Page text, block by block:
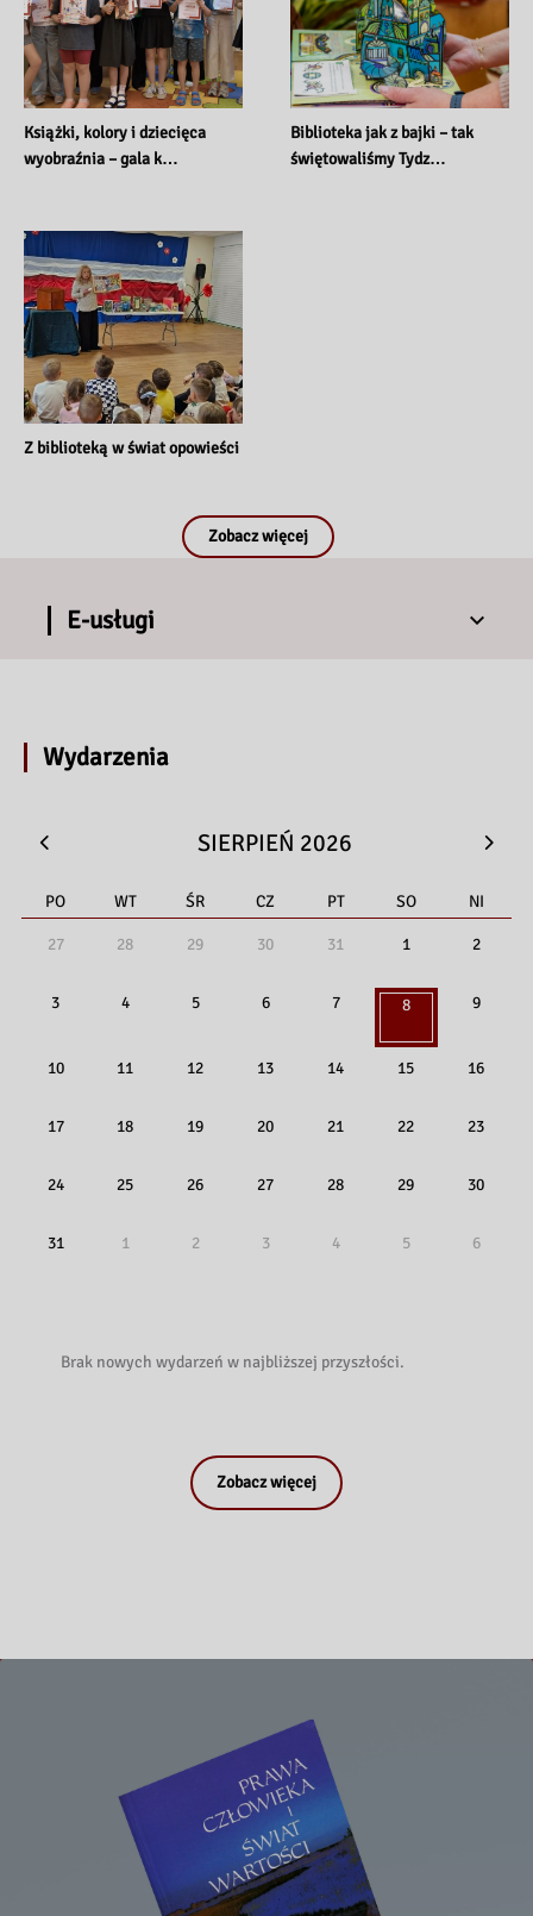
Książki, kolory i dziecięca
wyobraźnia – gala k…
Biblioteka jak z bajki – tak
świętowaliśmy Tydz…
Z biblioteką w świat opowieści
Zobacz więcej
E-usługi
Wydarzenia
SIERPIEŃ 2026
PO WT ŚR CZ PT SO NI
27 28 29 30 31 1 2
3 4 5 6 7 8 9
10 11 12 13 14 15 16
17 18 19 20 21 22 23
24 25 26 27 28 29 30
31 1 2 3 4 5 6
Brak nowych wydarzeń w najbliższej przyszłości.
Zobacz więcej